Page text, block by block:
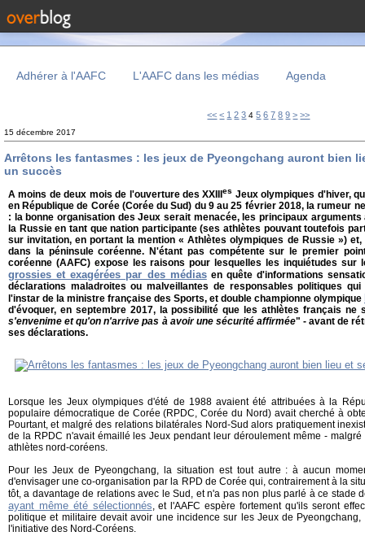
Adhérer à l'AAFC L'AAFC dans les médias Agenda
<< < 1 2 3 4 5 6 7 8 9 > >>
15 décembre 2017
Arrêtons les fantasmes : les jeux de Pyeongchang auront bien
un succès
A moins de deux mois de l'ouverture des XXIIIes Jeux olympiques d'hiver,
en République de Corée (Corée du Sud) du 9 au 25 février 2018, la rumeur
: la bonne organisation des Jeux serait menacée, les principaux
la Russie en tant que nation participante (ses athlètes pouvant toutefois
sur invitation, en portant la mention « Athlètes olympiques de Russie »)
dans la péninsule coréenne. N'étant pas compétente sur le premier
coréenne (AAFC) expose les raisons pour lesquelles les inquiétudes sur
grossies et exagérées par des médiasen quête d'informations
déclarations maladroites ou malveillantes de responsables politiques
l'instar de la ministre française des Sports, et double championne olympique
d'évoquer, en septembre 2017, la possibilité que les athlètes français ne
s'envenime et qu'on n'arrive pas à avoir une sécurité affirmée" - avant de
ses déclarations.
Lorsque les Jeux olympiques d'été de 1988 avaient été attribuées à la
populaire démocratique de Corée (RPDC, Corée du Nord) avait cherché à
Pourtant, et malgré des relations bilatérales Nord-Sud alors pratiquement
de la RPDC n'avait émaillé les Jeux pendant leur déroulement même -
athlètes nord-coréens.
Pour les Jeux de Pyeongchang, la situation est tout autre : à aucun
d'envisager une co-organisation par la RPD de Corée qui, contrairement à la
tôt, a davantage de relations avec le Sud, et n'a pas non plus parlé à ce stade
ayant même été sélectionnés, et l'AAFC espère fortement qu'ils seront
politique et militaire devait avoir une incidence sur les Jeux de
l'initiative des Nord-Coréens.